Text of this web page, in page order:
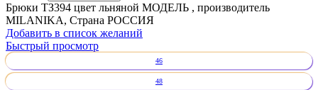
Брюки ТЗ394 цвет льняной МОДЕЛЬ , производитель
MILANIKA, Страна РОССИЯ
Добавить в список желаний
Быстрый просмотр
46
48